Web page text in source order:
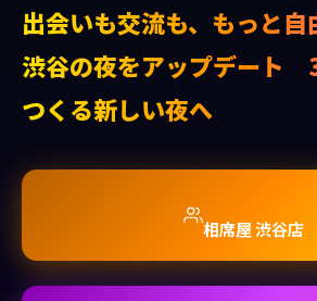
出会いも交流も、もっと自
渋谷の夜をアップデート
つくる新しい夜へ
相席屋 渋谷店